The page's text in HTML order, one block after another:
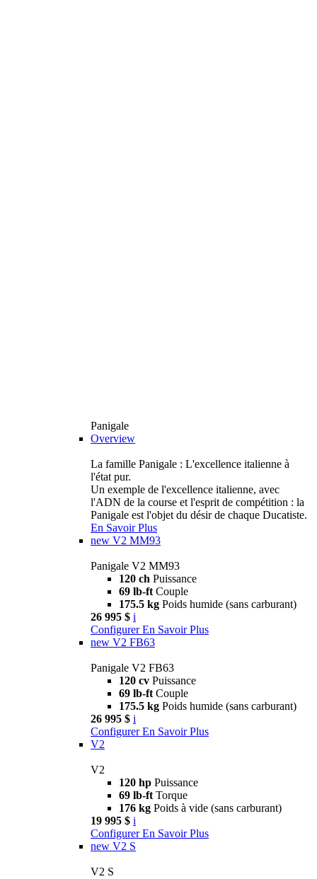
Panigale
Overview
La famille Panigale : L'excellence italienne à
l'état pur.
Un exemple de l'excellence italienne, avec
l'ADN de la course et l'esprit de compétition : la
Panigale est l'objet du désir de chaque Ducatiste.
En Savoir Plus
new V2 MM93
Panigale V2 MM93
120 ch Puissance
69 lb-ft Couple
175.5 kg Poids humide (sans carburant)
26 995 $ i
Configurer En Savoir Plus
new V2 FB63
Panigale V2 FB63
120 cv Puissance
69 lb-ft Couple
175.5 kg Poids humide (sans carburant)
26 995 $ i
Configurer En Savoir Plus
V2
V2
120 hp Puissance
69 lb-ft Torque
176 kg Poids à vide (sans carburant)
19 995 $ i
Configurer En Savoir Plus
new V2 S
V2 S